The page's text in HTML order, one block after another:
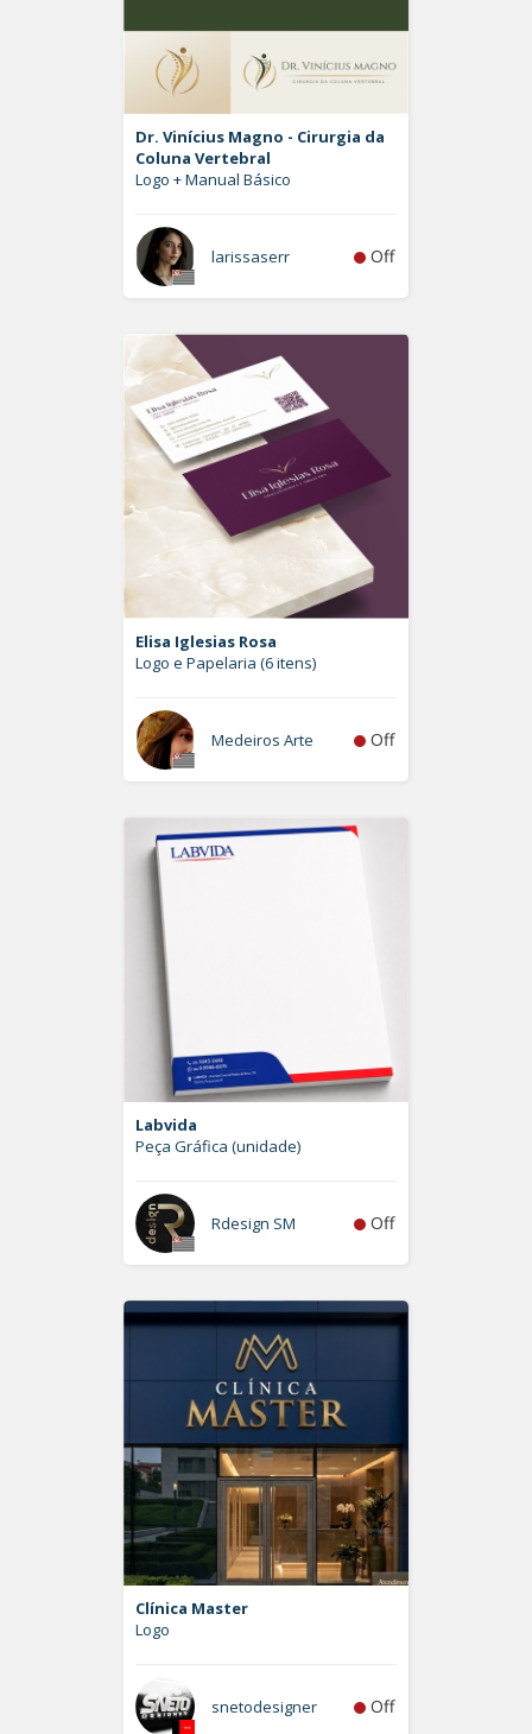
Dr. Vinícius Magno - Cirurgia da
Coluna Vertebral
Logo + Manual Básico
larissaserr Off
Elisa Iglesias Rosa
Logo e Papelaria (6 itens)
Medeiros Arte Off
Labvida
Peça Gráfica (unidade)
Rdesign SM Off
Clínica Master
Logo
snetodesigner Off